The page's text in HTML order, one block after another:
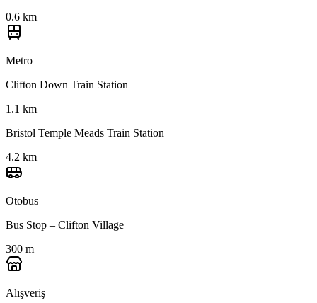
0.6 km
Metro
Clifton Down Train Station
1.1 km
Bristol Temple Meads Train Station
4.2 km
Otobus
Bus Stop – Clifton Village
300 m
Alışveriş